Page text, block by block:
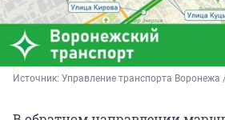
Источник: Управление транспорта Воронежа